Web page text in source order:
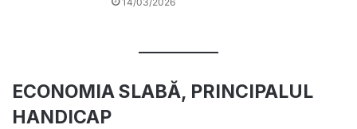
ECONOMIA SLABĂ, PRINCIPALUL
HANDICAP